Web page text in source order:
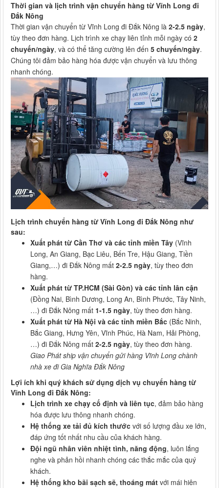
Thời gian và lịch trình vận chuyển hàng từ Vĩnh Long đi
Đắk Nông
Thời gian vận chuyển từ Vĩnh Long đi Đắk Nông là 2-2.5 ngày,
tùy theo đơn hàng. Lịch trình xe chạy liên tỉnh mỗi ngày có 2
chuyến/ngày, và có thể tăng cường lên đến 5 chuyến/ngày.
Chúng tôi đảm bảo hàng hóa được vận chuyển và lưu thông
nhanh chóng.
Lịch trình chuyển hàng từ Vĩnh Long đi Đắk Nông như
sau:
Xuất phát từ Cần Thơ và các tỉnh miền Tây (Vĩnh
Long, An Giang, Bạc Liêu, Bến Tre, Hậu Giang, Tiền
Giang,…) đi Đắk Nông mất 2-2.5 ngày, tùy theo đơn
hàng.
Xuất phát từ TP.HCM (Sài Gòn) và các tỉnh lân cận
(Đồng Nai, Bình Dương, Long An, Bình Phước, Tây Ninh,
…) đi Đắk Nông mất 1-1.5 ngày, tùy theo đơn hàng.
Xuất phát từ Hà Nội và các tỉnh miền Bắc (Bắc Ninh,
Bắc Giang, Hưng Yên, Vĩnh Phúc, Hà Nam, Hải Phòng,
…) đi Đắk Nông mất 2-2.5 ngày, tùy theo đơn hàng.
Giao Phát ship vận chuyển gửi hàng Vĩnh Long chành
nhà xe đi Gia Nghĩa Đắk Nông
Lợi ích khi quý khách sử dụng dịch vụ chuyển hàng từ
Vĩnh Long đi Đắk Nông:
Lịch trình xe chạy cố định và liên tục, đảm bảo hàng
hóa được lưu thông nhanh chóng.
Hệ thống xe tải đủ kích thước với số lượng đầu xe lớn,
đáp ứng tốt nhất nhu cầu của khách hàng.
Đội ngũ nhân viên nhiệt tình, năng động, luôn lắng
nghe và phản hồi nhanh chóng các thắc mắc của quý
khách.
Hệ thống kho bãi sạch sẽ, thoáng mát với mái hiên